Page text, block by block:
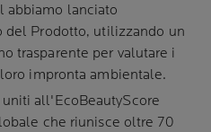
abbiamo lanciato
Prodotto, utilizzando un
trasparente per valutare i
impronta ambientale.
all'EcoBeautyScore
che riunisce oltre 70